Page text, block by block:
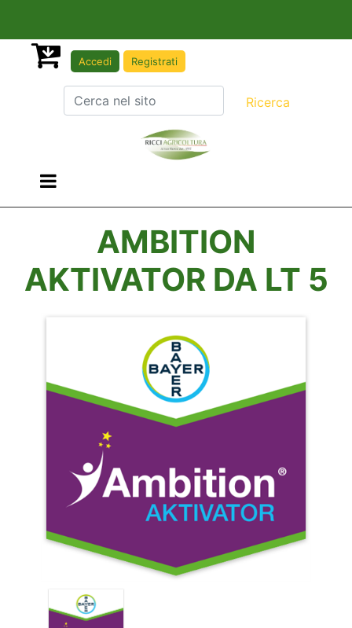
Accedi Registrati
Open menu
AMBITION
AKTIVATOR DA LT 5